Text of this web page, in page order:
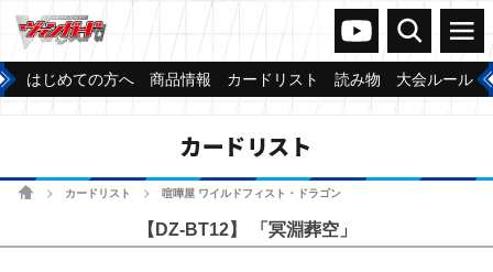
ヴァンガードch
検索 メニュー
はじめての方へ 商品情報 カードリスト 読み物 大会ルール
カードリスト
ホームカードリスト 喧嘩屋 ワイルドフィスト・ドラゴン
【DZ-BT12】 「冥淵葬空」